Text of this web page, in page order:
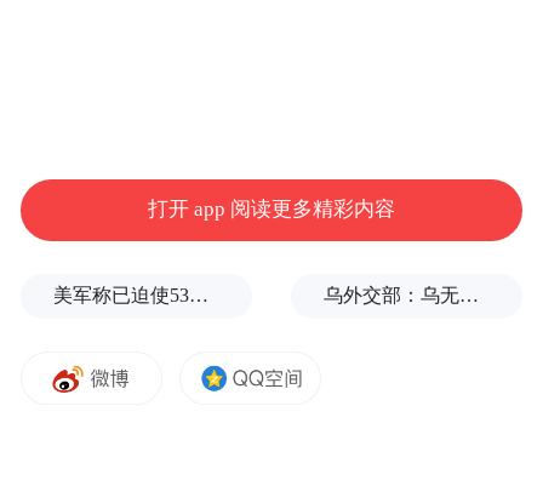
打开 app 阅读更多精彩内容
美军称已迫使53艘商船改变航线 乌外交部：乌无意向保加利亚方向发射任何装备